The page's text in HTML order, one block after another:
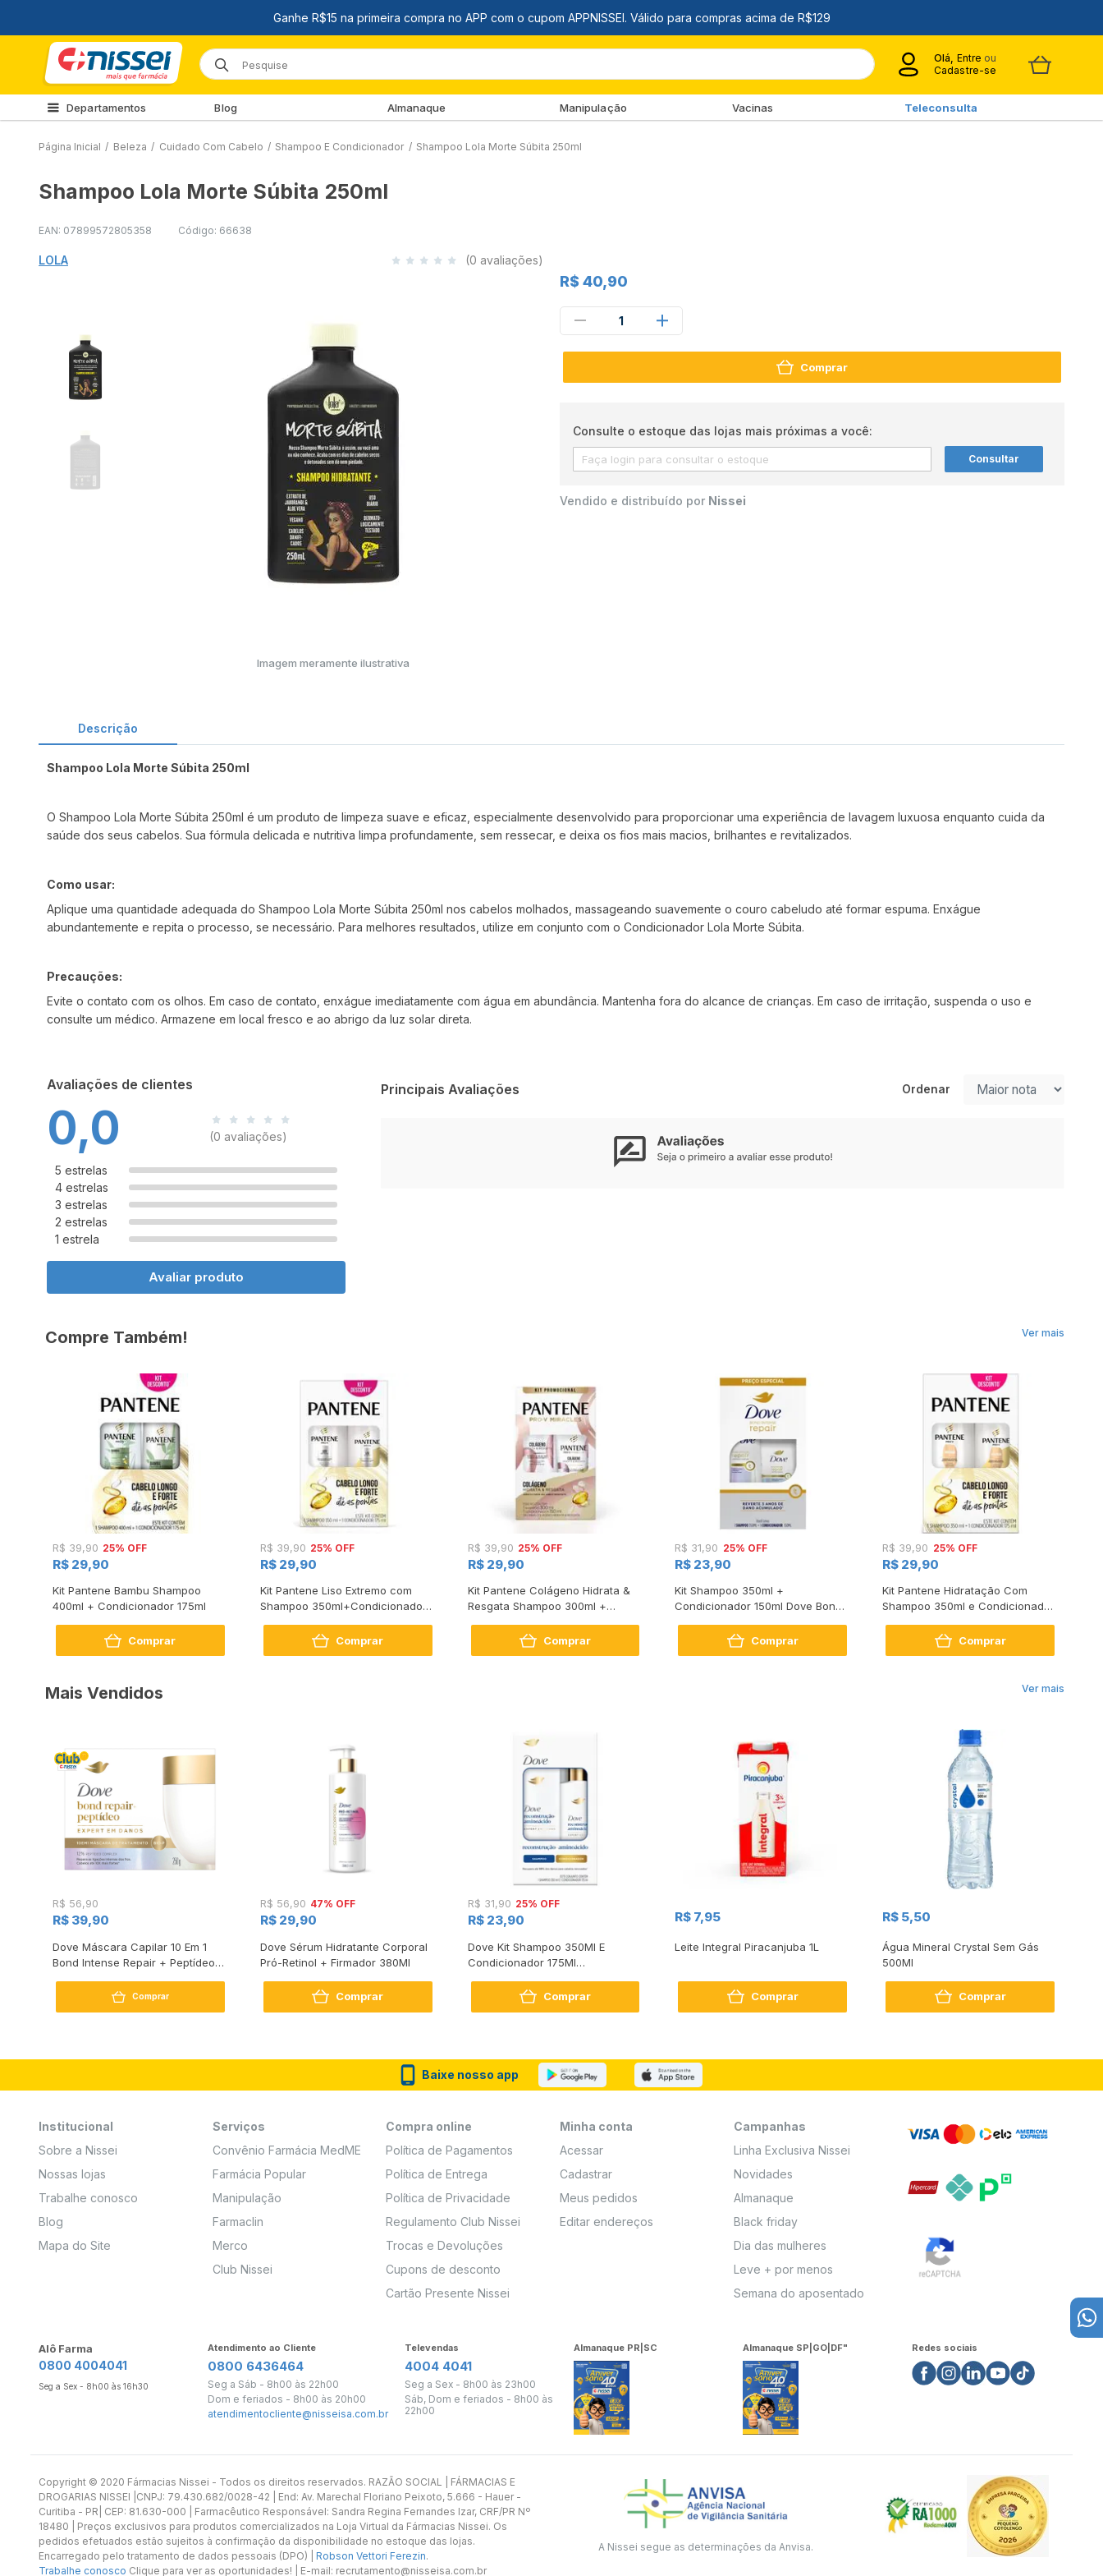
Olá, Entre ou
Cadastre-se
Departamentos Blog Almanaque Manipulação Vacinas Teleconsulta
Página Inicial / Beleza / Cuidado Com Cabelo / Shampoo E Condicionador / Shampoo Lola Morte Súbita 250ml
Shampoo Lola Morte Súbita 250ml
EAN: 07899572805358 Código: 66638
LOLA (0 avaliações)
Imagem meramente ilustrativa
R$ 40,90
1
Comprar
Consulte o estoque das lojas mais próximas a você:
Consultar
Vendido e distribuído por Nissei
Descrição
Shampoo Lola Morte Súbita 250ml
O Shampoo Lola Morte Súbita 250ml é um produto de limpeza suave e eficaz, especialmente desenvolvido para proporcionar uma experiência de lavagem luxuosa enquanto cuida da
saúde dos seus cabelos. Sua fórmula delicada e nutritiva limpa profundamente, sem ressecar, e deixa os fios mais macios, brilhantes e revitalizados.
Como usar:
Aplique uma quantidade adequada do Shampoo Lola Morte Súbita 250ml nos cabelos molhados, massageando suavemente o couro cabeludo até formar espuma. Enxágue
abundantemente e repita o processo, se necessário. Para melhores resultados, utilize em conjunto com o Condicionador Lola Morte Súbita.
Precauções:
Evite o contato com os olhos. Em caso de contato, enxágue imediatamente com água em abundância. Mantenha fora do alcance de crianças. Em caso de irritação, suspenda o uso e
consulte um médico. Armazene em local fresco e ao abrigo da luz solar direta.
Avaliações de clientes
0,0 (0 avaliações)
5 estrelas
4 estrelas
3 estrelas
2 estrelas
1 estrela
Avaliar produto
Principais Avaliações Ordenar
Ver mais
Compre Também!
R$ 39,90 25% OFF
R$ 29,90
Kit Pantene Bambu Shampoo
400ml + Condicionador 175ml
Comprar
R$ 39,90 25% OFF
R$ 29,90
Kit Pantene Liso Extremo com
Shampoo 350ml+Condicionador
175ml
Comprar
R$ 39,90 25% OFF
R$ 29,90
Kit Pantene Colágeno Hidrata &
Resgata Shampoo 300ml +
Condicionador 150ml
Comprar
R$ 31,90 25% OFF
R$ 23,90
Kit Shampoo 350ml +
Condicionador 150ml Dove Bond
Intense Repair
Comprar
R$ 39,90 25% OFF
R$ 29,90
Kit Pantene Hidratação Com
Shampoo 350ml e Condicionador
175ml
Comprar
Ver mais
Mais Vendidos
R$ 56,90
R$ 39,90
Dove Máscara Capilar 10 Em 1
Bond Intense Repair + Peptídeo
Comprar
R$ 56,90 47% OFF
R$ 29,90
Dove Sérum Hidratante Corporal
Pró-Retinol + Firmador 380Ml
Comprar
R$ 31,90 25% OFF
R$ 23,90
Dove Kit Shampoo 350Ml E
Condicionador 175Ml
Comprar
R$ 7,95
Leite Integral Piracanjuba 1L
Comprar
R$ 5,50
Água Mineral Crystal Sem Gás
500Ml
Comprar
Baixe nosso app
Institucional
Sobre a Nissei
Nossas lojas
Trabalhe conosco
Blog
Mapa do Site
Serviços
Convênio Farmácia MedME
Farmácia Popular
Manipulação
Farmaclin
Merco
Club Nissei
Compra online
Política de Pagamentos
Política de Entrega
Política de Privacidade
Regulamento Club Nissei
Trocas e Devoluções
Cupons de desconto
Cartão Presente Nissei
Minha conta
Acessar
Cadastrar
Meus pedidos
Editar endereços
Campanhas
Linha Exclusiva Nissei
Novidades
Almanaque
Black friday
Dia das mulheres
Leve + por menos
Semana do aposentado
Alô Farma
0800 4004041
Seg a Sex - 8h00 às 16h30
Atendimento ao Cliente
0800 6436464
Seg a Sáb - 8h00 às 22h00
Dom e feriados - 8h00 às 20h00
atendimentocliente@nisseisa.com.br
Televendas
4004 4041
Seg a Sex - 8h00 às 23h00
Sáb, Dom e feriados - 8h00 às
22h00
Almanaque PR|SC Almanaque SP|GO|DF" Redes sociais
Copyright ©️ 2020 Fármacias Nissei - Todos os direitos reservados. RAZÃO SOCIAL | FÁRMACIAS E
DROGARIAS NISSEI |CNPJ: 79.430.682/0028-42 | End: Av. Marechal Floriano Peixoto, 5.666 - Hauer -
Curitiba - PR| CEP: 81.630-000 | Farmacêutico Responsável: Sandra Regina Fernandes Izar, CRF/PR Nº
18480 | Preços exclusivos para produtos comercializados na Loja Virtual da Fármacias Nissei. Os
pedidos efetuados estão sujeitos à confirmação da disponibilidade no estoque das lojas.
Encarregado pelo tratamento de dados pessoais (DPO) | Robson Vettori Ferezin.
Trabalhe conosco Clique para ver as oportunidades! | E-mail: recrutamento@nisseisa.com.br
A Nissei segue as determinações da Anvisa.